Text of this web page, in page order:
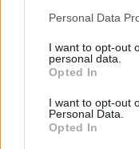
Personal Data
I want to opt-out
personal data.
Opted In
I want to opt-out
Personal Data.
Opted In
qualsiasi reale
A smontare le
puramente
Marattin, leader